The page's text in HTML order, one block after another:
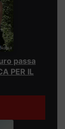
passa
PER IL